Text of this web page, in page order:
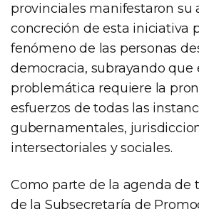
provinciales manifestaron su
concreción de esta iniciativa
fenómeno de las personas
democracia, subrayando que
problemática requiere la
esfuerzos de todas las
gubernamentales,
intersectoriales y sociales.
Como parte de la agenda de
de la Subsecretaría de